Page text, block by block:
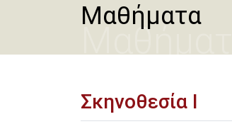
Μαθήματα
Μαθήματα
Σκηνοθεσία Ι